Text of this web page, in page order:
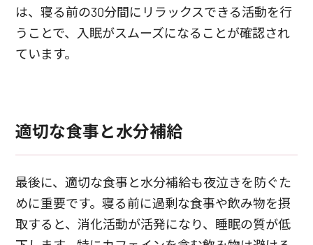
は、寝る前の30分間にリラックスできる活動を行
うことで、入眠がスムーズになることが確認され
ています。
適切な食事と水分補給
最後に、適切な食事と水分補給も夜泣きを防ぐた
めに重要です。寝る前に過剰な食事や飲み物を摂
取すると、消化活動が活発になり、睡眠の質が低